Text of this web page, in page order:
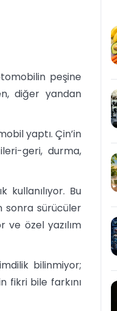
peşine
diğer yandan
yaptı. Çin’in
geri, durma,
kullanılıyor. Bu
sonra sürücüler
ve özel yazılım
bilinmiyor;
fikri bile farkını